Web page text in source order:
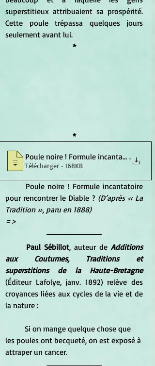
superstitieux attribuaient sa prospérité.
Cette poule trépassa quelques jours
seulement avant lui.
*
*
Poule noire ! Formule incantatoire pour
.
Télécharger • 168KB
pour rencontrer le Diable ? (D’après « La
Tradition », paru en 1888)
=>
Paul Sébillot, auteur de Additions
aux Coutumes, Traditions et
superstitions de la Haute-Bretagne
(Éditeur Lafolye, janv. 1892) relève des
croyances liées aux cycles de la vie et de
la nature :
les poules ont becqueté, on est exposé à
attraper un cancer.